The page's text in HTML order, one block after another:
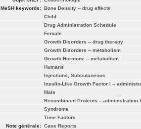
MeSH keywords: Bone Density -- drug effects
Child
Drug Administration Schedule
Female
Growth Disorders -- drug therapy
Growth Disorders -- metabolism
Growth Hormone -- metabolism
Humans
Injections, Subcutaneous
Insulin-Like Growth Factor I --
Male
Recombinant Proteins -- administration
Syndrome
Time Factors
Note générale: Case Reports